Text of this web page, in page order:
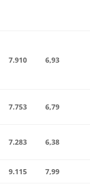
7.910 6,93
7.753 6,79
7.283 6,38
9.115 7,99